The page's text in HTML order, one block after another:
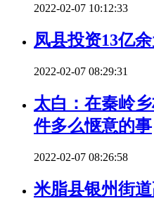
2022-02-07 10:12:33
凤县投资13亿
2022-02-07 08:29:31
太白：在秦岭
件多么惬意的事
2022-02-07 08:26:58
米脂县银州街